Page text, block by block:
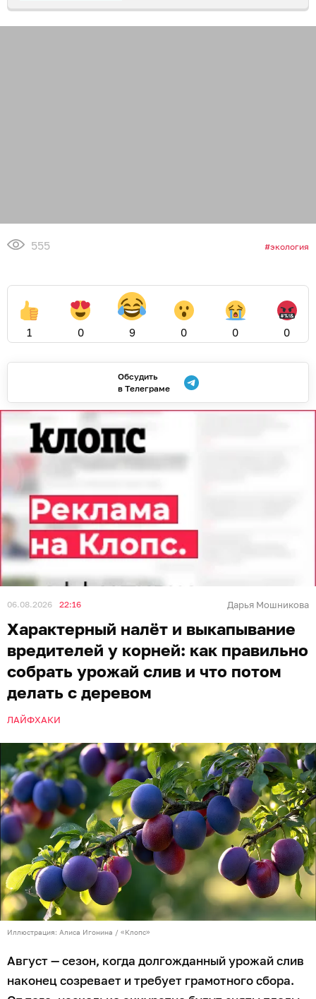
555 экология
1 0 9 0 0 0
Обсудить
в Телеграме
06.08.2026 22:16 Дарья Мошникова
Характерный налёт и выкапывание
вредителей у корней: как правильно
собрать урожай слив и что потом
делать с деревом
ЛАЙФХАКИ
Иллюстрация: Алиса Игонина / «Клопс»
Август — сезон, когда долгожданный урожай слив
наконец созревает и требует грамотного сбора.